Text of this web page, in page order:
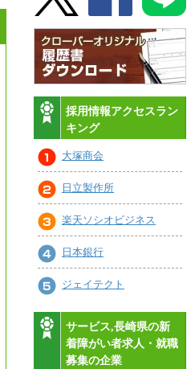
採用情報アクセスラン
キング
大塚商会
日立製作所
楽天ソシオビジネス
日本銀行
ジェイテクト
サービス,長崎県の新
着障がい者求人・就職
募集の企業